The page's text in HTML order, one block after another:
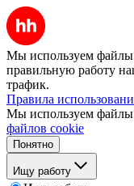
Мы используем файлы
правильную работу
трафик.
Правила
Мы используем файлы
файлов cookie
Понятно
Ищу работу